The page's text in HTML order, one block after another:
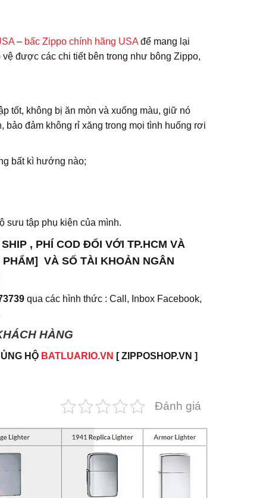
– bấc Zippo chính hãng USA để mang lại
được các chi tiết bên trong như bông Zippo,
tốt, không bị ăn mòn và xuống màu, giữ nó
đảm không rỉ xăng trong mọi tình huống rơi
bất kì hướng nào;
sưu tập phụ kiện của mình.
, PHÍ COD ĐỐI VỚI TP.HCM VÀ
VÀ SỐ TÀI KHOẢN NGÂN
qua các hình thức : Call, Inbox Facebook,
HÀNG
HỘ BATLUARIO.VN [ ZIPPOSHOP.VN ]
Đánh giá